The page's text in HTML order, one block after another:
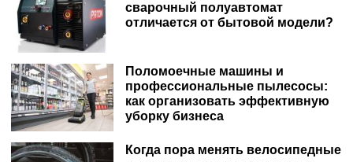
сварочный полуавтомат
отличается от бытовой модели?
Поломоечные машины и
профессиональные пылесосы:
как организовать эффективную
уборку бизнеса
Когда пора менять велосипедные